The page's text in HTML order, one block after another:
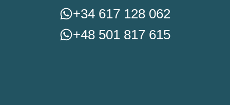
+34 617 128 062
+48 501 817 615